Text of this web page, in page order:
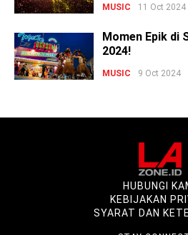
MUSIC 11 Oct 2024
Momen Epik di
2024!
MUSIC 9 Oct 2024
HUBUNGI
KEBIJAKAN
SYARAT DAN